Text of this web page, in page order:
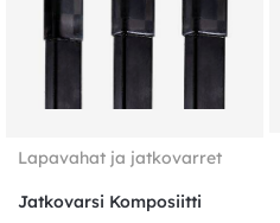
Lapavahat ja jatkovarret
Jatkovarsi Komposiitti